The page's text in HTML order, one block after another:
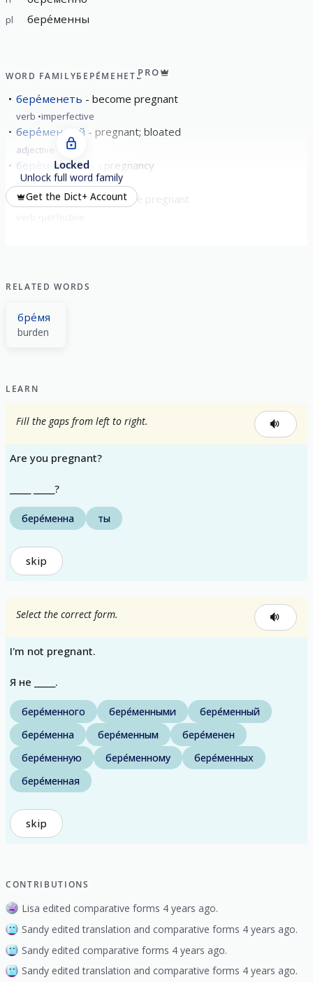
pl бере́менны
WORD FAMILYБЕРЕ́МЕНЕТЬPRO
бере́менеть become pregnant
verb imperfective
бере́менный pregnant; bloated
adjective
бере́менность pregnancy
noun feminine
забере́менеть become pregnant
Locked
Unlock full word family
Get the Dict+ Account
RELATED WORDS
бре́мя
burden
LEARN
Fill the gaps from left to right.
Are you pregnant?
_____ _____?
бере́менна ты
skip
Select the correct form.
I'm not pregnant.
Я не _____.
бере́менного бере́менными
бере́менный
бере́менна
бере́менным
бере́менен
бере́менную
бере́менному
бере́менных
бере́менная
skip
CONTRIBUTIONS
Lisa edited comparative forms 4 years ago.
Sandy edited translation and comparative forms 4 years ago.
Sandy edited comparative forms 4 years ago.
Sandy edited translation and comparative forms 4 years ago.